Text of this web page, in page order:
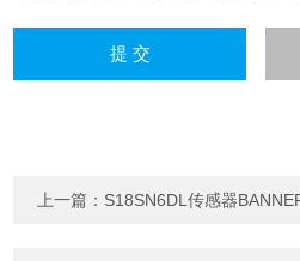
上一篇： S18SN6DL传感器